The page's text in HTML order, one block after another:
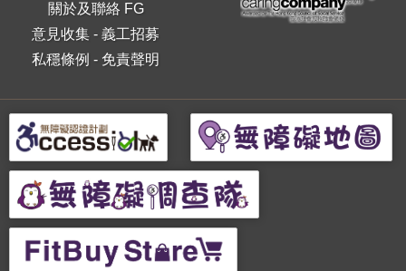
關於及聯絡 FG
意見收集 -義工招募
私穩條例 - 免責聲明